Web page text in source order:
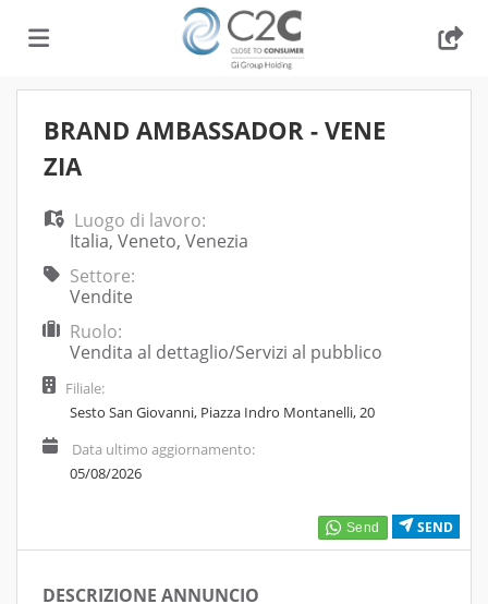
di
lavoro
Carica
il
CV
Login
SEND
BRAND AMBASSADOR - VENE
ZIA
Luogo di lavoro:
Italia, Veneto, Venezia
Settore:
Vendite
Ruolo:
Vendita al dettaglio/Servizi al pubblico
Filiale:
Sesto San Giovanni, Piazza Indro Montanelli, 20
Data ultimo aggiornamento:
05/08/2026
DESCRIZIONE ANNUNCIO